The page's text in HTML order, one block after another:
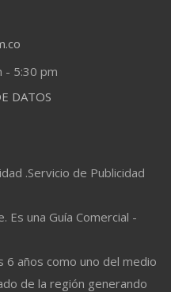
- 5:30 pm
DATOS
.Servicio de Publicidad
una Guía Comercial -
6 años como uno del medio
de la región generando